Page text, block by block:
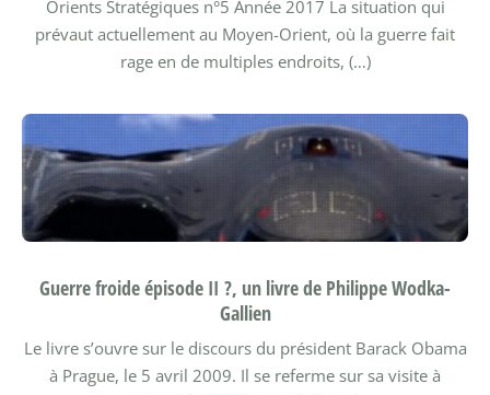
Orients Stratégiques n°5 Année 2017 La situation qui
prévaut actuellement au Moyen-Orient, où la guerre fait
rage en de multiples endroits, (…)
Guerre froide épisode II ?, un livre de Philippe Wodka-
Gallien
Le livre s’ouvre sur le discours du président Barack Obama
à Prague, le 5 avril 2009. Il se referme sur sa visite à